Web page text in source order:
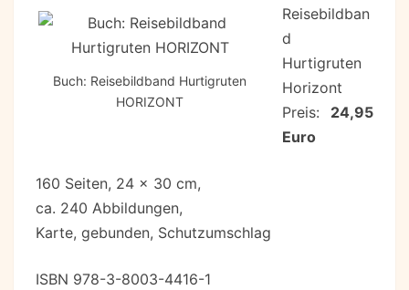
Buch: Reisebildband Hurtigruten
HORIZONT
Reisebildban
d
Hurtigruten
Horizont
Preis: 24,95
Euro
160 Seiten, 24 x 30 cm,
ca. 240 Abbildungen,
Karte, gebunden, Schutzumschlag
ISBN 978-3-8003-4416-1